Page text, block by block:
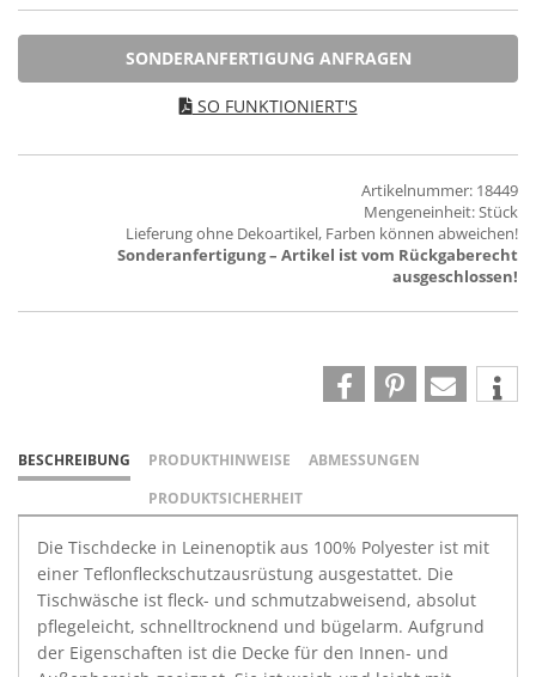
SONDERANFERTIGUNG ANFRAGEN
SO FUNKTIONIERT'S
Artikelnummer: 18449
Mengeneinheit: Stück
Lieferung ohne Dekoartikel, Farben können abweichen!
Sonderanfertigung – Artikel ist vom Rückgaberecht
ausgeschlossen!
BESCHREIBUNG PRODUKTHINWEISE
ABMESSUNGEN
PRODUKTSICHERHEIT
Die Tischdecke in Leinenoptik aus 100% Polyester ist mit
einer Teflonfleckschutzausrüstung ausgestattet. Die
Tischwäsche ist fleck- und schmutzabweisend, absolut
pflegeleicht, schnelltrocknend und bügelarm. Aufgrund
der Eigenschaften ist die Decke für den Innen- und